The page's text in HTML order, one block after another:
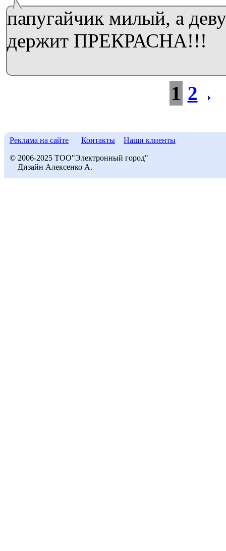
папугайчик милый, а
держит ПРЕКРАСНА!!!
1 2
Реклама на сайте Контакты Наши клиенты
© 2006-2025 ТОО"Электронный город"
Дизайн Алексенко А.